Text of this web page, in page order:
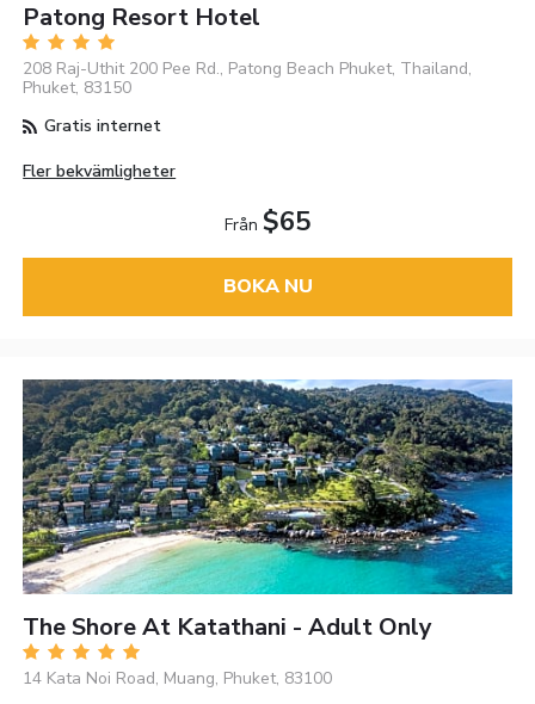
Patong Resort Hotel
208 Raj-Uthit 200 Pee Rd., Patong Beach Phuket, Thailand,
Phuket, 83150
Gratis internet
Fler bekvämligheter
Från $65
BOKA NU
The Shore At Katathani - Adult Only
14 Kata Noi Road, Muang, Phuket, 83100